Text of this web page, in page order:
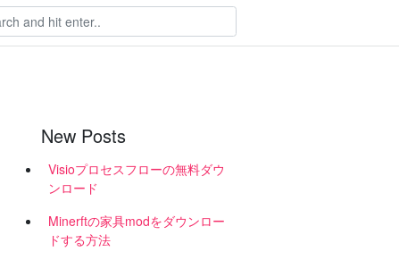
New Posts
Visioプロセスフローの無料ダウ
ンロード
Minerftの家具modをダウンロー
ドする方法